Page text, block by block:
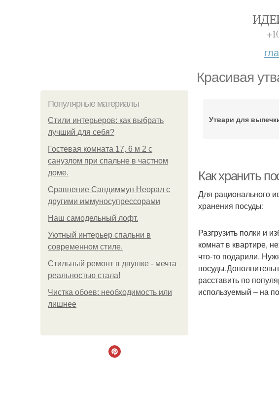
Красивая
Популярные материалы
Стили интерьеров: как выбрать
лучший для себя?
Гостевая комната 17, 6 м 2 с
санузлом при спальне в частном
доме.
Сравнение Сандиммун Неорал с
другими иммуносупрессорами
Наш самодельный лофт.
Уютный интерьер спальни в
современном стиле.
Стильный ремонт в двушке - мечта
реальностью стала!
Чистка обоев: необходимость или
лишнее
Утвари для
Как хранить
Для рационального
хранения посуды:
Разгрузить полки и
комнат в квартире,
что-то подарили.
расставить по
используемый – на